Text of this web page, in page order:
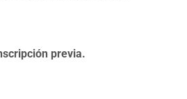
previa.